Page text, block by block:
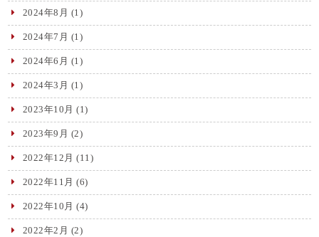
2024年8月 (1)
2024年7月 (1)
2024年6月 (1)
2024年3月 (1)
2023年10月 (1)
2023年9月 (2)
2022年12月 (11)
2022年11月 (6)
2022年10月 (4)
2022年2月 (2)